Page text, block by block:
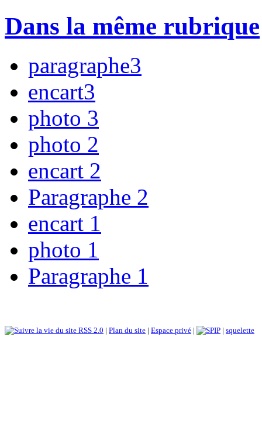
Dans la même rubrique
paragraphe3
encart3
photo 3
photo 2
encart 2
Paragraphe 2
encart 1
photo 1
Paragraphe 1
RSS 2.0 | Plan du site | Espace privé | | squelette